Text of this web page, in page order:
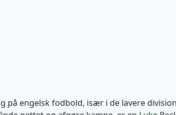
på engelsk fodbold, især i de lavere